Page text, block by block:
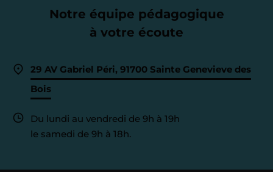
Notre équipe pédagogique
à votre écoute
29 AV Gabriel Péri, 91700 Sainte Genevieve des
Bois
Du lundi au vendredi de 9h à 19h
le samedi de 9h à 18h.